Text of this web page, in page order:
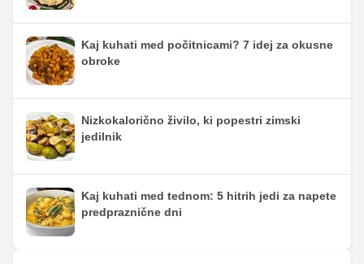
Kaj kuhati med počitnicami? 7 idej za okusne
obroke
Nizkokalorično živilo, ki popestri zimski
jedilnik
Kaj kuhati med tednom: 5 hitrih jedi za napete
predpraznične dni